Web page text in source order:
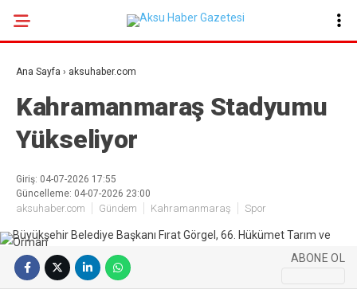
KAHRAMANMARAŞ
GÜNDEM
POLITIKA
SPOR
SAĞLIK
Ana Sayfa › aksuhaber.com
Kahramanmaraş Stadyumu
Yükseliyor
Giriş: 04-07-2026 17:55
Güncelleme: 04-07-2026 23:00
aksuhaber.com Gündem Kahramanmaraş Spor
ABONE OL